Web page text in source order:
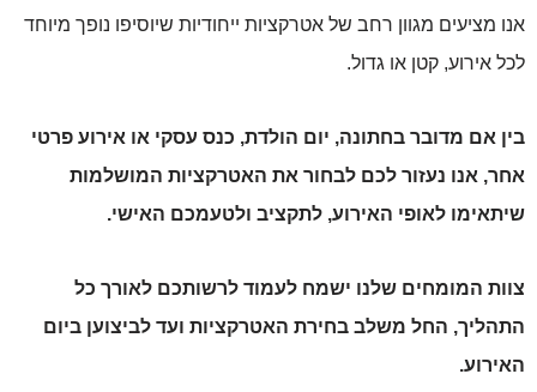
אנו מציעים מגוון רחב של אטרקציות ייחודיות שיוסיפו נופך מיוחד
לכל אירוע, קטן או גדול.
בין אם מדובר בחתונה, יום הולדת, כנס עסקי או אירוע פרטי
אחר, אנו נעזור לכם לבחור את האטרקציות המושלמות
שיתאימו לאופי האירוע, לתקציב ולטעמכם האישי.
צוות המומחים שלנו ישמח לעמוד לרשותכם לאורך כל
התהליך, החל משלב בחירת האטרקציות ועד לביצוען ביום
האירוע.